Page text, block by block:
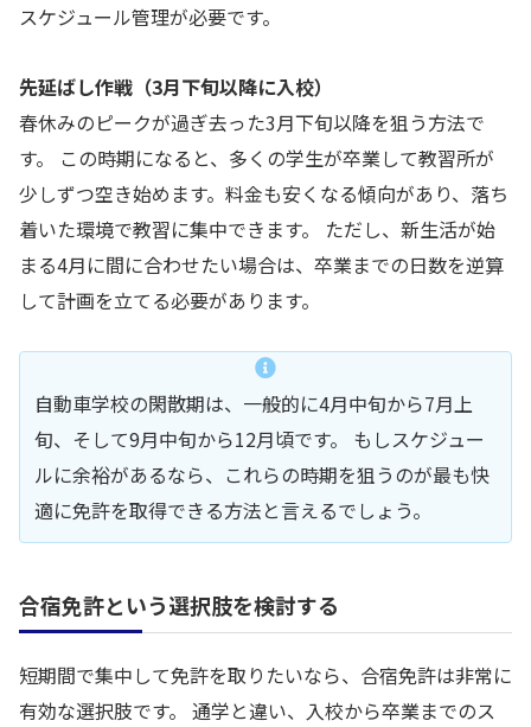
スケジュール管理が必要です。
先延ばし作戦（3月下旬以降に入校）
春休みのピークが過ぎ去った3月下旬以降を狙う方法で
す。 この時期になると、多くの学生が卒業して教習所が
少しずつ空き始めます。料金も安くなる傾向があり、落ち
着いた環境で教習に集中できます。 ただし、新生活が始
まる4月に間に合わせたい場合は、卒業までの日数を逆算
して計画を立てる必要があります。
自動車学校の閑散期は、一般的に4月中旬から7月上
旬、そして9月中旬から12月頃です。 もしスケジュー
ルに余裕があるなら、これらの時期を狙うのが最も快
適に免許を取得できる方法と言えるでしょう。
合宿免許という選択肢を検討する
短期間で集中して免許を取りたいなら、合宿免許は非常に
有効な選択肢です。 通学と違い、入校から卒業までのス